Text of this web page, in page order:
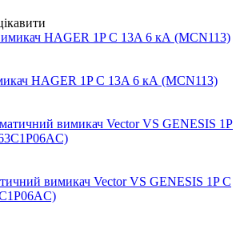
HAGER 1P C 13A 6 кА (MCN113)
вимикач Vector VS GENESIS 1P C